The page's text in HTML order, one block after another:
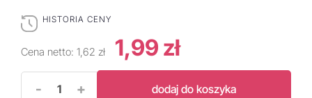
HISTORIA CENY
Cena netto: 1,62 zł 1,99 zł
- + dodaj do koszyka